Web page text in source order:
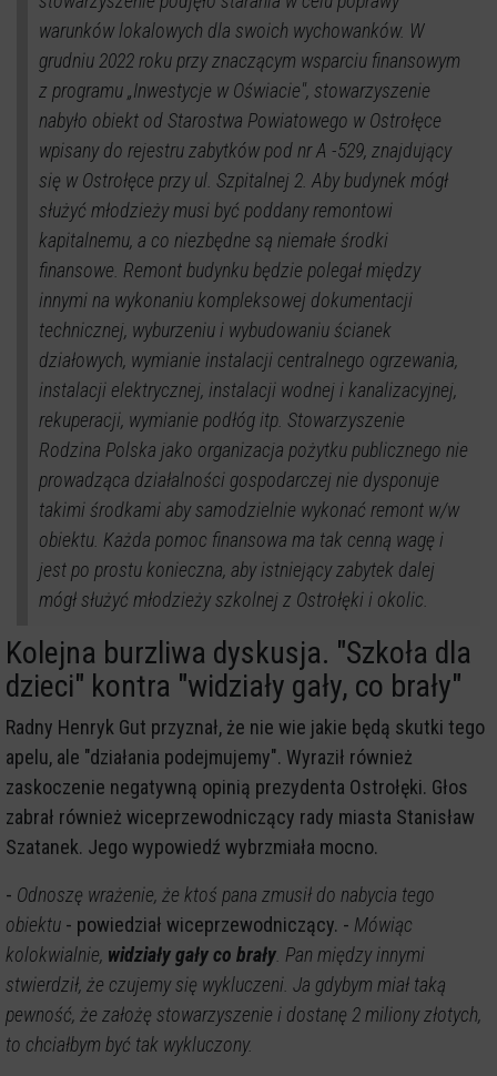
warunków lokalowych dla swoich wychowanków. W
grudniu 2022 roku przy znaczącym wsparciu finansowym
z programu „Inwestycje w Oświacie", stowarzyszenie
nabyło obiekt od Starostwa Powiatowego w Ostrołęce
wpisany do rejestru zabytków pod nr A -529, znajdujący
się w Ostrołęce przy ul. Szpitalnej 2. Aby budynek mógł
służyć młodzieży musi być poddany remontowi
kapitalnemu, a co niezbędne są niemałe środki
finansowe. Remont budynku będzie polegał między
innymi na wykonaniu kompleksowej dokumentacji
technicznej, wyburzeniu i wybudowaniu ścianek
działowych, wymianie instalacji centralnego ogrzewania,
instalacji elektrycznej, instalacji wodnej i kanalizacyjnej,
rekuperacji, wymianie podłóg itp. Stowarzyszenie
Rodzina Polska jako organizacja pożytku publicznego nie
prowadząca działalności gospodarczej nie dysponuje
takimi środkami aby samodzielnie wykonać remont w/w
obiektu. Każda pomoc finansowa ma tak cenną wagę i
jest po prostu konieczna, aby istniejący zabytek dalej
mógł służyć młodzieży szkolnej z Ostrołęki i okolic.
Kolejna burzliwa dyskusja. "Szkoła dla
dzieci" kontra "widziały gały, co brały"
Radny Henryk Gut przyznał, że nie wie jakie będą skutki tego
apelu, ale "działania podejmujemy". Wyraził również
zaskoczenie negatywną opinią prezydenta Ostrołęki. Głos
zabrał również wiceprzewodniczący rady miasta Stanisław
Szatanek. Jego wypowiedź wybrzmiała mocno.
- Odnoszę wrażenie, że ktoś pana zmusił do nabycia tego
obiektu - powiedział wiceprzewodniczący. - Mówiąc
kolokwialnie, widziały gały co brały . Pan między innymi
stwierdził, że czujemy się wykluczeni. Ja gdybym miał taką
pewność, że założę stowarzyszenie i dostanę 2 miliony złotych,
to chciałbym być tak wykluczony.